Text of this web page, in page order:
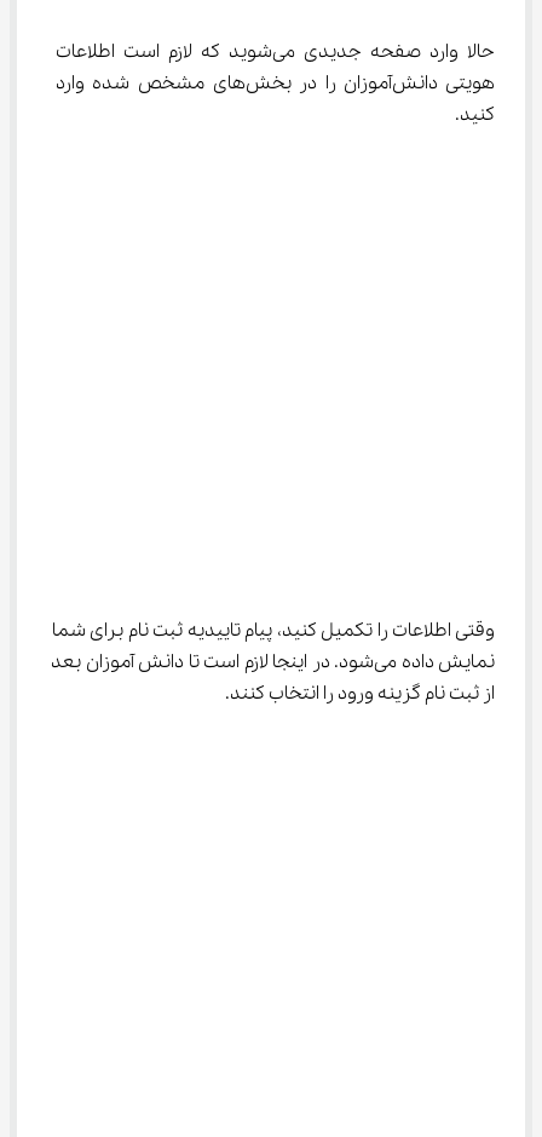
حالا وارد صفحه جدیدی می‌شوید که لازم است اطلاعات
هویتی دانش‌آموزان را در بخش‌های مشخص شده وارد
کنید.
وقتی اطلاعات را تکمیل کنید، پیام تاییدیه ثبت نام برای شما
نمایش داده می‌شود. در اینجا لازم است تا دانش آموزان بعد
از ثبت نام گزینه ورود را انتخاب کنند.